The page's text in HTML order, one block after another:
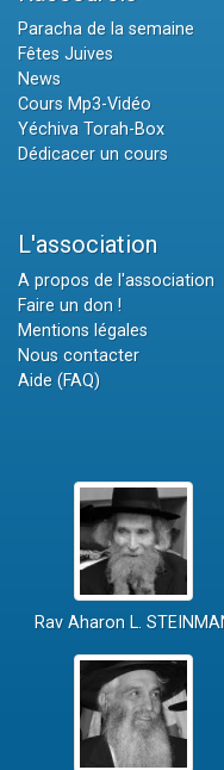
Paracha de la semaine
Fêtes Juives
News
Cours Mp3-Vidéo
Yéchiva Torah-Box
Dédicacer un cours
L'association
A propos de l'association
Faire un don !
Mentions légales
Nous contacter
Aide (FAQ)
Rav Aharon L.